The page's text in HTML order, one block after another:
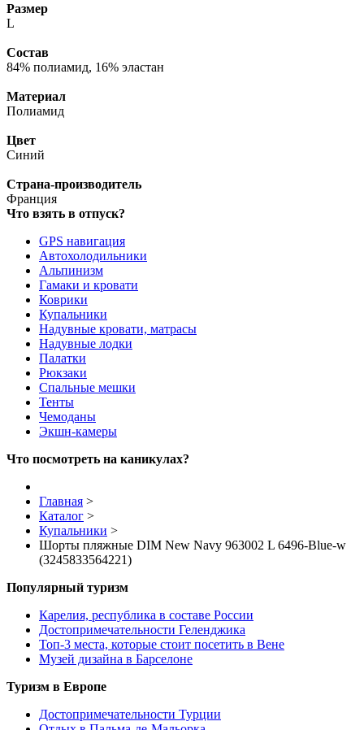
Размер
L
Состав
84% полиамид, 16% эластан
Материал
Полиамид
Цвет
Синий
Страна-производитель
Франция
Что взять в отпуск?
GPS навигация
Автохолодильники
Альпинизм
Гамаки и кровати
Коврики
Купальники
Надувные кровати, матрасы
Надувные лодки
Палатки
Рюкзаки
Спальные мешки
Тенты
Чемоданы
Экшн-камеры
Что посмотреть на каникулах?
Главная >
Каталог >
Купальники >
Шорты пляжные DIM New Navy 963002 L 6496-Blue-w
(3245833564221)
Популярный туризм
Карелия, республика в составе России
Достопримечательности Геленджика
Топ-3 места, которые стоит посетить в Вене
Музей дизайна в Барселоне
Туризм в Европе
Достопримечательности Турции